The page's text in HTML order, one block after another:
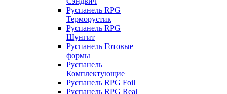
Руспанель RPG
Терморустик
Руспанель RPG
Шунгит
Руспанель Готовые
формы
Руспанель
Комплектующие
Руспанель RPG Foil
Руспанель RPG Real